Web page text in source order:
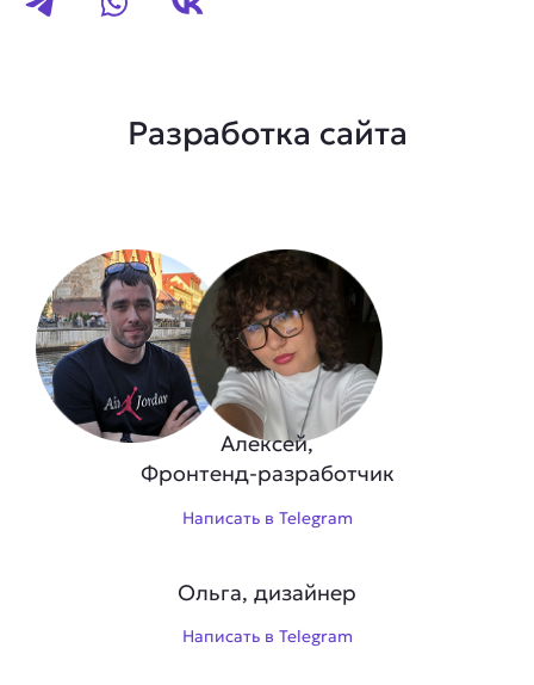
Разработка сайта
Алексей,
Фронтенд-разработчик
Написать в Telegram
Ольга, дизайнер
Написать в Telegram